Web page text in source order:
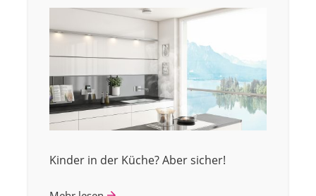
Kinder in der Küche? Aber sicher!